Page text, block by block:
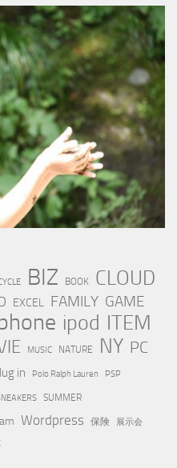
BIZ BOOK CLOUD
EXCEL FAMILY GAME
ipod ITEM
MUSIC NATURE NY PC
in Polo Ralph Lauren PSP
SUMMER
Wordpress 保険 展示会